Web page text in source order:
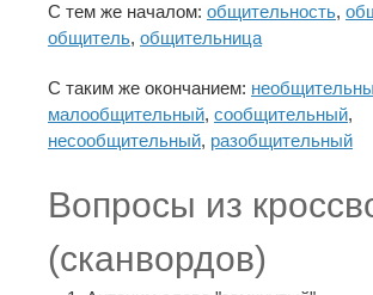
С тем же началом: общительность,
общитель, общительница
С таким же окончанием:
малообщительный, сообщительный,
несообщительный, разобщительный
Вопросы из
(сканвордов)